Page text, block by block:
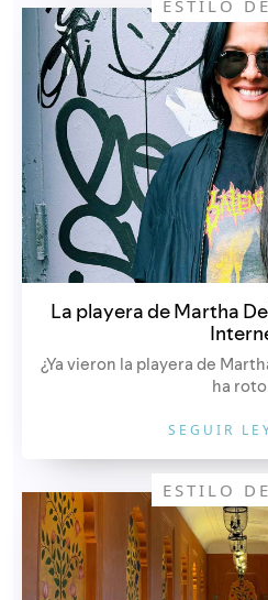
ESTILO
La playera de Martha
¿Ya vieron la playera de
ha
SEGUIR
ESTILO